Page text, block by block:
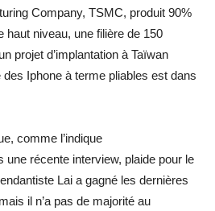
Company, TSMC, produit 90%
niveau, une filière de 150
projet d’implantation à Taïwan
des Iphone à terme pliables est dans
comme l’indique
récente interview, plaide pour le
Lai a gagné les dernières
il n’a pas de majorité au